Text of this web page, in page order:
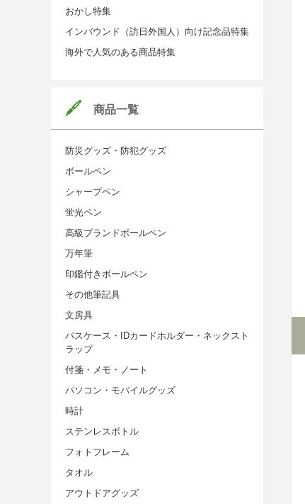
おかし特集
インバウンド（訪日外国人）向け記念品特集
海外で人気のある商品特集
商品一覧
防災グッズ・防犯グッズ
ボールペン
シャープペン
蛍光ペン
高級ブランドボールペン
万年筆
印鑑付きボールペン
その他筆記具
文房具
パスケース・IDカードホルダー・ネックスト
ラップ
付箋・メモ・ノート
パソコン・モバイルグッズ
時計
ステンレスボトル
フォトフレーム
タオル
アウトドアグッズ